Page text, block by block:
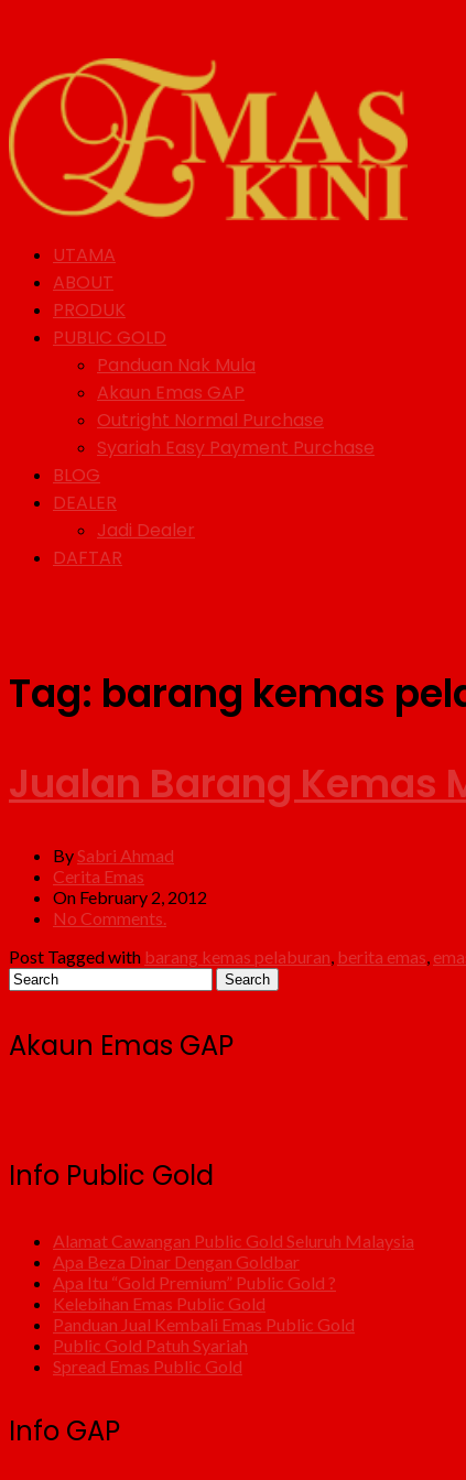
UTAMA
ABOUT
PRODUK
PUBLIC GOLD
Panduan Nak Mula
Akaun Emas GAP
Outright Normal Purchase
Syariah Easy Payment Purchase
BLOG
DEALER
Jadi Dealer
DAFTAR
Tag: barang kemas
Jualan Barang Kemas
BySabri Ahmad
Cerita Emas
On February 2, 2012
No Comments.
Post Tagged with barang kemas pelaburan, berita emas,
Akaun Emas GAP
Info Public Gold
Alamat Cawangan Public Gold Seluruh Malaysia
Apa Beza Dinar Dengan Goldbar
Apa Itu “Gold Premium” Public Gold ?
Kelebihan Emas Public Gold
Panduan Jual Kembali Emas Public Gold
Public Gold Patuh Syariah
Spread Emas Public Gold
Info GAP